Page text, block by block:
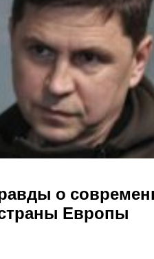
о
Европы